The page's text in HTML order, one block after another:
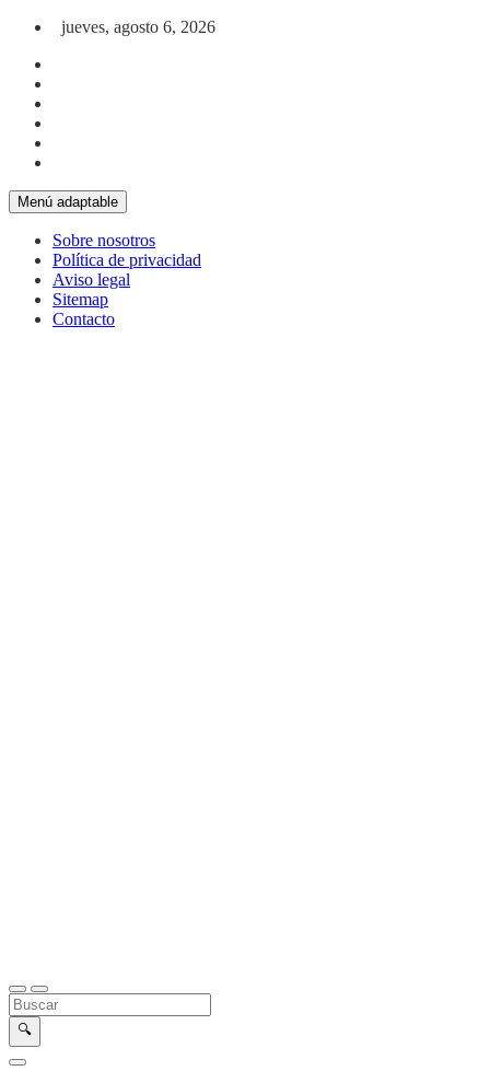
Saltar al contenido
jueves, agosto 6, 2026
Menú adaptable
Sobre nosotros
Política de privacidad
Aviso legal
Sitemap
Contacto
Buscar en la web
Buscar
🔍